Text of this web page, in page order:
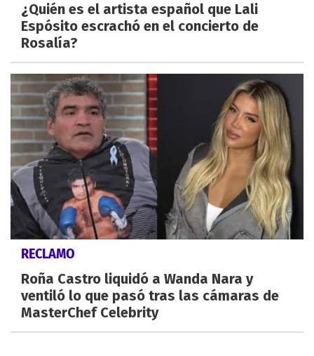
¿Quién es el artista español que Lali
Espósito escrachó en el concierto de
Rosalía?
RECLAMO
Roña Castro liquidó a Wanda Nara y
ventiló lo que pasó tras las cámaras de
MasterChef Celebrity